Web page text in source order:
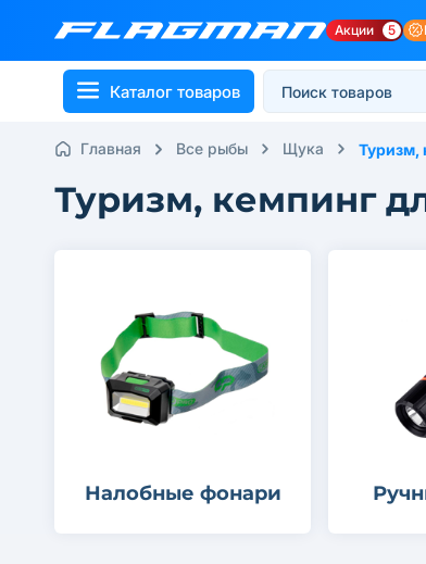
Акции 5
Каталог товаров
Главная Все рыбы Щука Туризм,
Туризм, кемпинг
Налобные фонари